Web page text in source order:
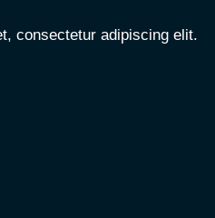
consectetur adipiscing elit.